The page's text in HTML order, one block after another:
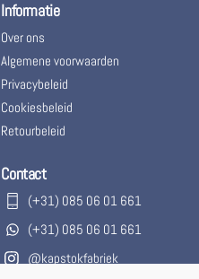
Informatie
Over ons
Algemene voorwaarden
Privacybeleid
Cookiesbeleid
Retourbeleid
Contact
(+31) 085 06 01 661
(+31) 085 06 01 661
@kapstokfabriek